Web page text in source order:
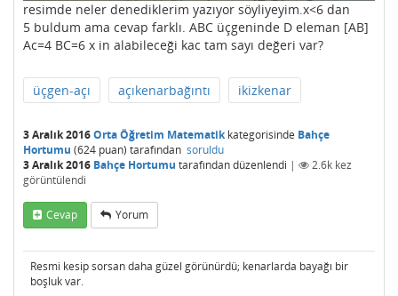
resimde neler denediklerim yazıyor söyliyeyim.x<6 dan
5 buldum ama cevap farklı. ABC üçgeninde D eleman [AB]
Ac=4 BC=6 x in alabileceği kac tam sayı değeri var?
üçgen-açı açıkenarbağıntı ikizkenar
3 Aralık 2016Orta Öğretim Matematikkategorisinde Bahçe
Hortumu (624 puan) tarafından soruldu
3 Aralık 2016 Bahçe Hortumu tarafındandüzenlendi | 2.6k kez
görüntülendi
Cevap Yorum
Resmi kesip sorsan daha güzel görünürdü; kenarlarda bayağı bir
boşluk var.